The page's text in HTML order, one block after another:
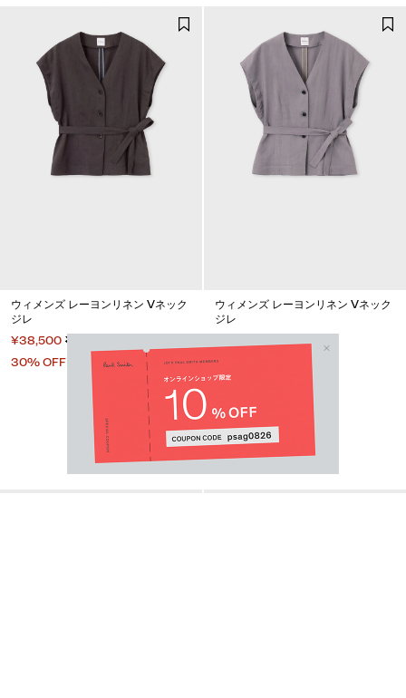
ウィメンズ レーヨンリネン Vネック
ジレ
¥38,500 ¥55,000
30% OFF
ウィメンズ レーヨンリネン Vネック
ジレ
30% OFF